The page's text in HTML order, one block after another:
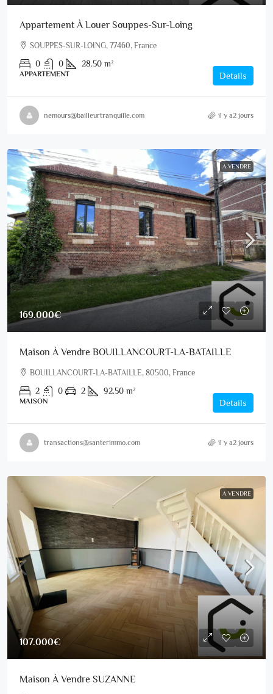
Appartement À Louer Souppes-Sur-Loing
SOUPPES-SUR-LOING, 77460, France
0 0 28.50 m²
APPARTEMENT Details
nemours@bailleurtranquille.com il y a2 jours
A VENDRE
169.000€
Maison À Vendre BOUILLANCOURT-LA-BATAILLE
BOUILLANCOURT-LA-BATAILLE, 80500, France
2 0 2 92.50 m²
MAISON Details
transactions@santerimmo.com il y a2 jours
A VENDRE
107.000€
Maison À Vendre SUZANNE